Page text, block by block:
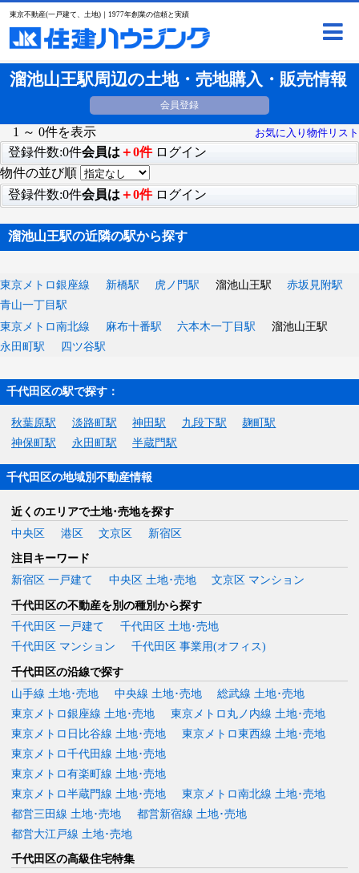
東京不動産(一戸建て、土地)｜1977年創業の信頼と実績
溜池山王駅周辺の土地・売地購入・販売情報
会員登録
1 ～ 0件を表示 お気に入り物件リスト
登録件数:0件会員は ＋0件 ログイン
物件の並び順
登録件数:0件会員は ＋0件 ログイン
溜池山王駅の近隣の駅から探す
東京メトロ銀座線 新橋駅 虎ノ門駅 溜池山王駅
赤坂見附駅
青山一丁目駅
東京メトロ南北線
麻布十番駅 六本木一丁目駅
溜池山王駅
永田町駅
四ツ谷駅
千代田区の駅で探す：
秋葉原駅 淡路町駅 神田駅 九段下駅
麹町駅
神保町駅
永田町駅 半蔵門駅
千代田区の地域別不動産情報
近くのエリアで土地･売地を探す
中央区
港区 文京区 新宿区
注目キーワード
新宿区 一戸建て
中央区 土地･売地 文京区 マンション
千代田区の不動産を別の種別から探す
千代田区 一戸建て
千代田区 土地･売地
千代田区 マンション
千代田区 事業用(オフィス)
千代田区の沿線で探す
山手線 土地･売地
中央線 土地･売地
総武線 土地･売地
東京メトロ銀座線 土地･売地
東京メトロ丸ノ内線 土地･売地
東京メトロ日比谷線 土地･売地
東京メトロ東西線 土地･売地
東京メトロ千代田線 土地･売地
東京メトロ有楽町線 土地･売地
東京メトロ半蔵門線 土地･売地
東京メトロ南北線 土地･売地
都営三田線 土地･売地
都営新宿線 土地･売地
都営大江戸線 土地･売地
千代田区の高級住宅特集